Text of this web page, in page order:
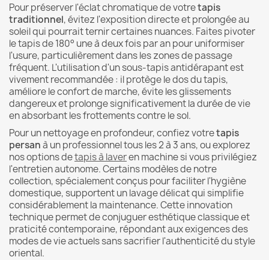
Pour préserver l'éclat chromatique de votretapis
traditionnel, évitez l'exposition directe et prolongée au
soleil qui pourrait ternir certaines nuances. Faites pivoter
le tapis de 180° une à deux fois par an pour uniformiser
l'usure, particulièrement dans les zones de passage
fréquent. L'utilisation d'un sous-tapis antidérapant est
vivement recommandée : il protège le dos du tapis,
améliore le confort de marche, évite les glissements
dangereux et prolonge significativement la durée de vie
en absorbant les frottements contre le sol.
Pour un nettoyage en profondeur, confiez votretapis
persanà un professionnel tous les 2 à 3 ans, ou explorez
nos options detapis à laveren machine si vous privilégiez
l'entretien autonome. Certains modèles de notre
collection, spécialement conçus pour faciliter l'hygiène
domestique, supportent un lavage délicat qui simplifie
considérablement la maintenance. Cette innovation
technique permet de conjuguer esthétique classique et
praticité contemporaine, répondant aux exigences des
modes de vie actuels sans sacrifier l'authenticité du style
oriental.